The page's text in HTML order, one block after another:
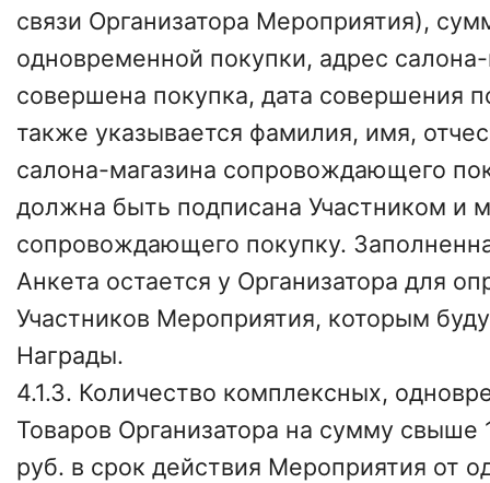
связи Организатора Мероприятия),
одновременной покупки, адрес
совершена покупка, дата совершения
также указывается фамилия, имя,
салона-магазина сопровождающего
должна быть подписана Участником и
сопровождающего покупку.
Анкета остается у Организатора для
Участников Мероприятия, которым
Награды.
4.1.3. Количество комплексных,
Товаров Организатора на сумму свыше
руб. в срок действия Мероприятия от